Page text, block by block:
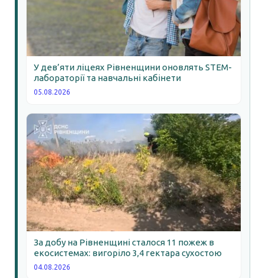
У дев’яти ліцеях Рівненщини оновлять STEM-
лабораторії та навчальні кабінети
05.08.2026
За добу на Рівненщині сталося 11 пожеж в
екосистемах: вигоріло 3,4 гектара сухостою
04.08.2026